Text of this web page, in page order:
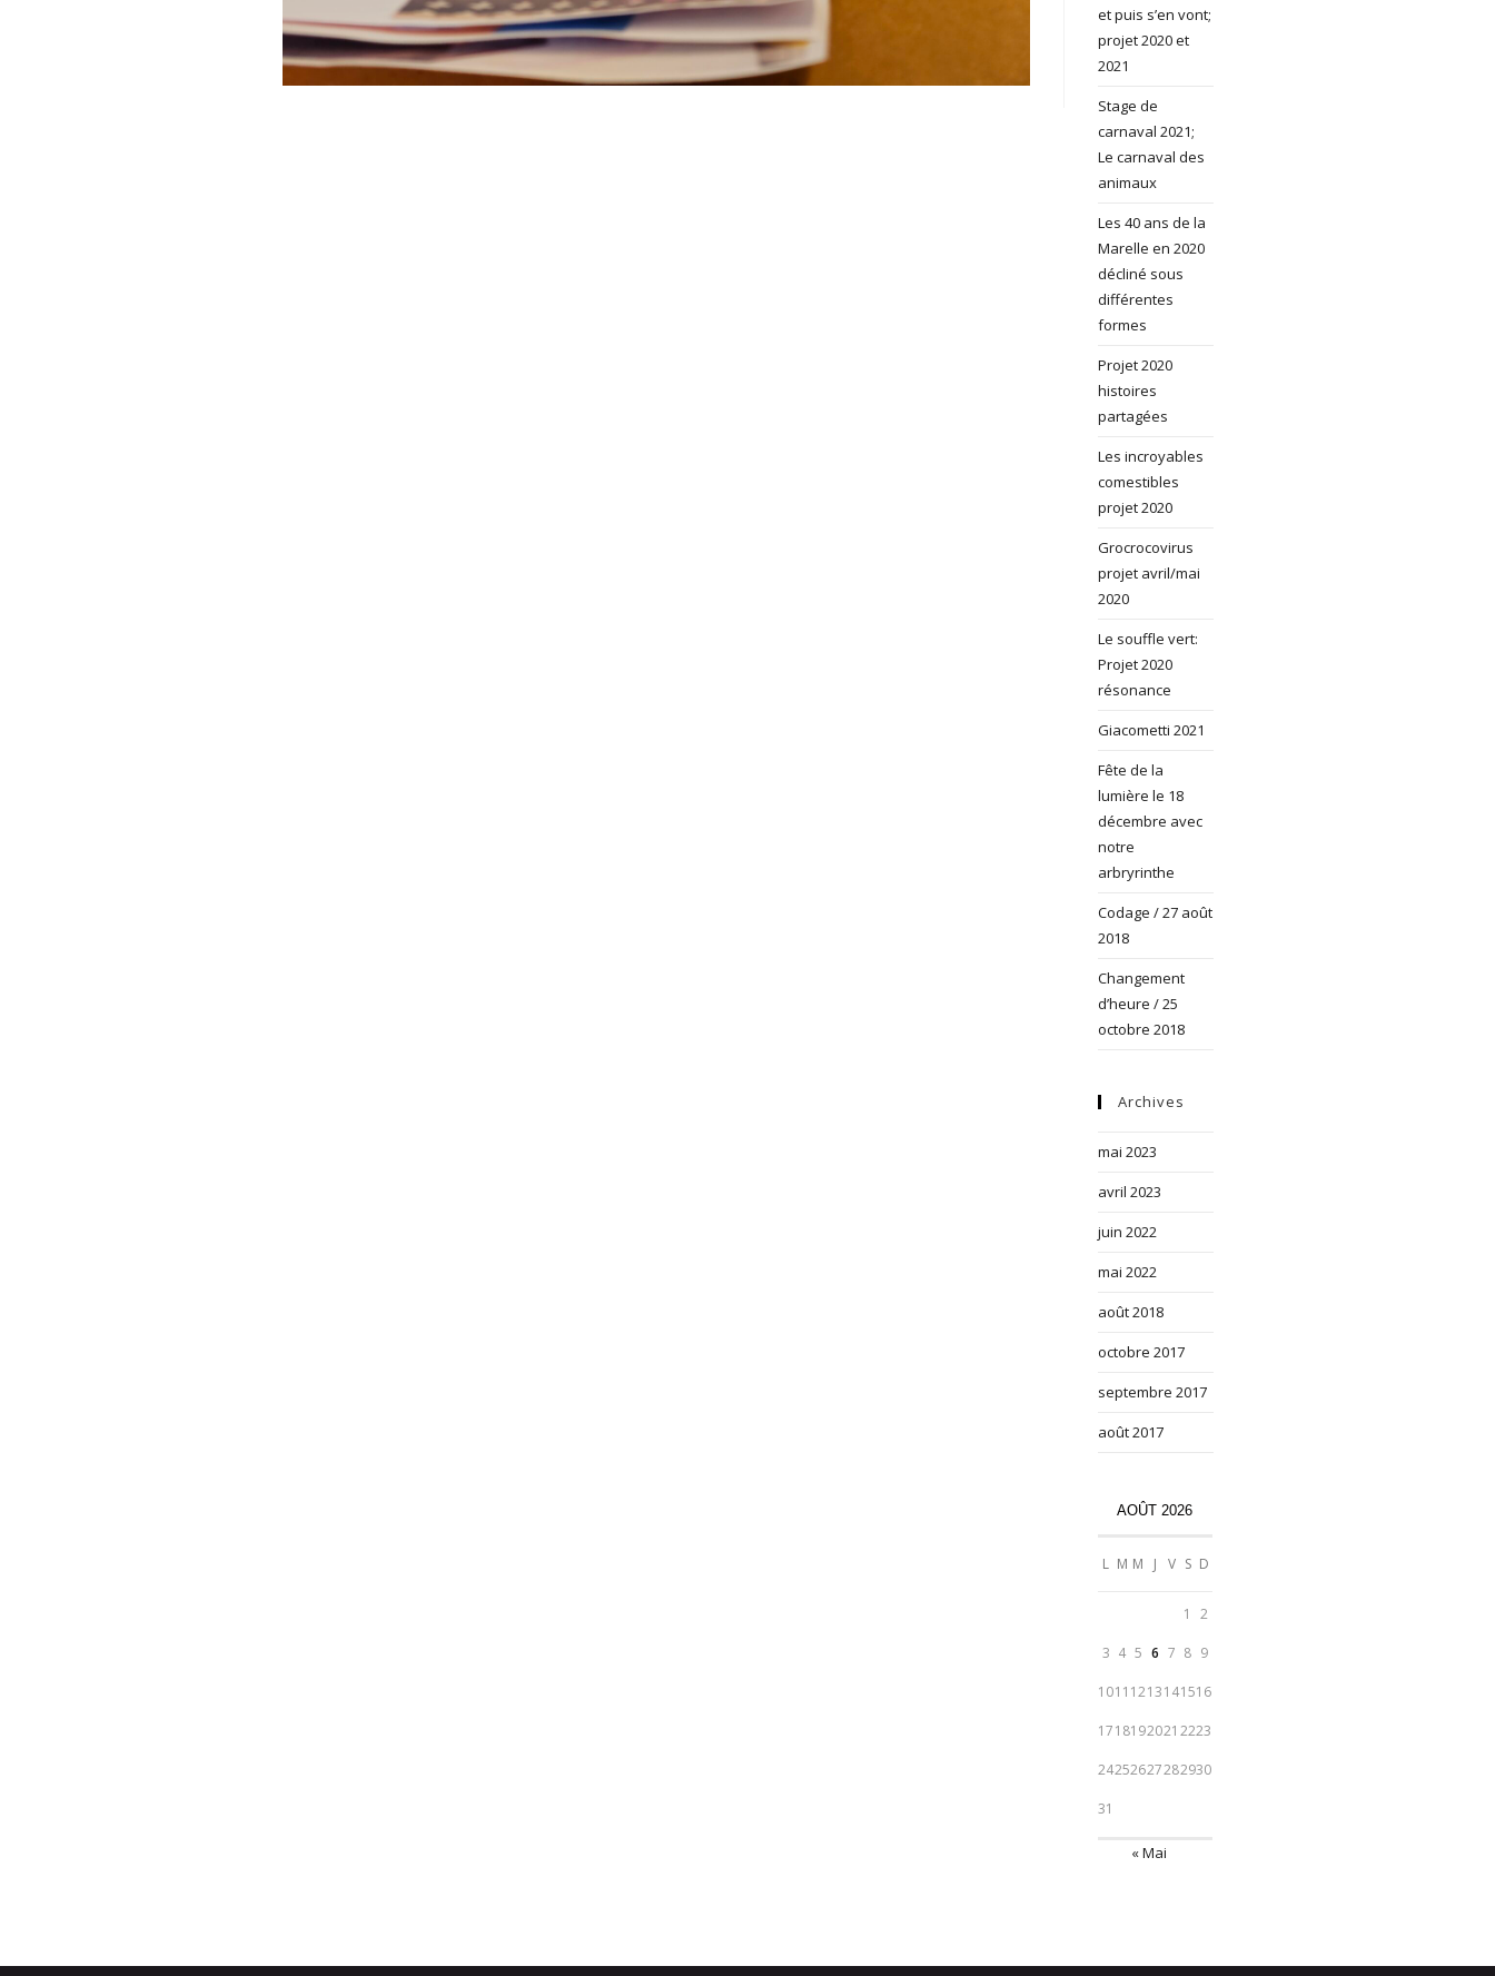
et puis s’en vont;
projet 2020 et
2021
Stage de
carnaval 2021;
Le carnaval des
animaux
Les 40 ans de la
Marelle en 2020
décliné sous
différentes
formes
Projet 2020
histoires
partagées
Les incroyables
comestibles
projet 2020
Grocrocovirus
projet avril/mai
2020
Le souffle vert:
Projet 2020
résonance
Giacometti 2021
Fête de la
lumière le 18
décembre avec
notre
arbryrinthe
Codage / 27 août
2018
Changement
d’heure / 25
octobre 2018
Archives
mai 2023
avril 2023
juin 2022
mai 2022
août 2018
octobre 2017
septembre 2017
août 2017
AOÛT 2026
L M M J V S D
1 2
3 4 5 6 7 8 9
1011 1213141516
1718192021 2223
24252627282930
31
« Mai